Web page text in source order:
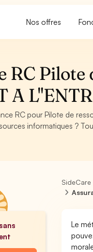
Nos offres
RC
A
RC pour Pilote de
informatiques ?
SideCare
Le